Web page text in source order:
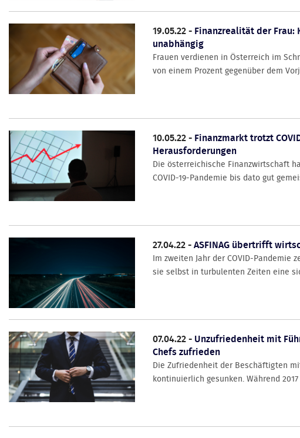
19.05.22 - Finanzrealität der
unabhängig
Frauen verdienen in Österreich im
von einem Prozent gegenüber dem
10.05.22 - Finanzmarkt trotzt
Herausforderungen
Die österreichische Finanzwirtschaft
COVID-19-Pandemie bis dato gut
27.04.22 -ASFINAG übertrifft
Im zweiten Jahr der COVID-Pandemie
sie selbst in turbulenten Zeiten eine
07.04.22 - Unzufriedenheit mit
Chefs zufrieden
Die Zufriedenheit der Beschäftigten
kontinuierlich gesunken. Während